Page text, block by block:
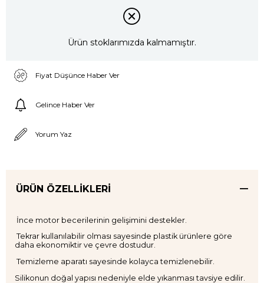
Ürün stoklarımızda kalmamıştır.
Fiyat Düşünce Haber Ver
Gelince Haber Ver
Yorum Yaz
ÜRÜN ÖZELLIKLERI
İnce motor becerilerinin gelişimini destekler.
Tekrar kullanılabilir olması sayesinde plastik ürünlere göre
daha ekonomiktir ve çevre dostudur.
Temizleme aparatı sayesinde kolayca temizlenebilir.
Silikonun doğal yapısı nedeniyle elde yıkanması tavsiye edilir.